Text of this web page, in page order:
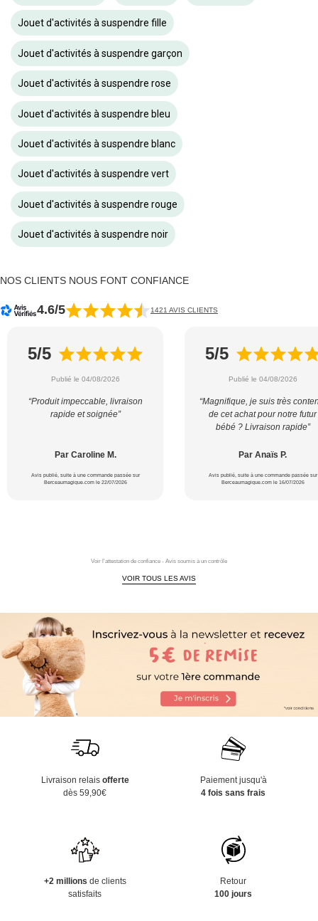
Jouet d'activités à suspendre fille
Jouet d'activités à suspendre garçon
Jouet d'activités à suspendre rose
Jouet d'activités à suspendre bleu
Jouet d'activités à suspendre blanc
Jouet d'activités à suspendre vert
Jouet d'activités à suspendre rouge
Jouet d'activités à suspendre noir
NOS CLIENTS NOUS FONT CONFIANCE
4.6/5 1421 AVIS CLIENTS
5/5
Publié le 04/08/2026
“Produit impeccable, livraison
rapide et soignée”
Par Caroline M.
Avis publié, suite à une commande passée sur
Berceaumagique.com le 22/07/2026
5/5
Publié le 04/08/2026
“Magnifique, je suis très
de cet achat pour notre futur
bébé ? Livraison rapide”
Par Anaïs P.
Avis publié, suite à une commande passée sur
Berceaumagique.com le 16/07/2026
Voir l'attestation de confiance - Avis soumis à un contrôle
VOIR TOUS LES AVIS
Livraison relais offerte
dès 59,90€
Paiement jusqu'à
4 fois sans frais
+2 millions de clients
satisfaits
Retour
100 jours